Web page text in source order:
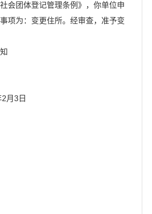
会团体登记管理条例》，你单位申
项为：变更住所。经审查，准予变
月3日